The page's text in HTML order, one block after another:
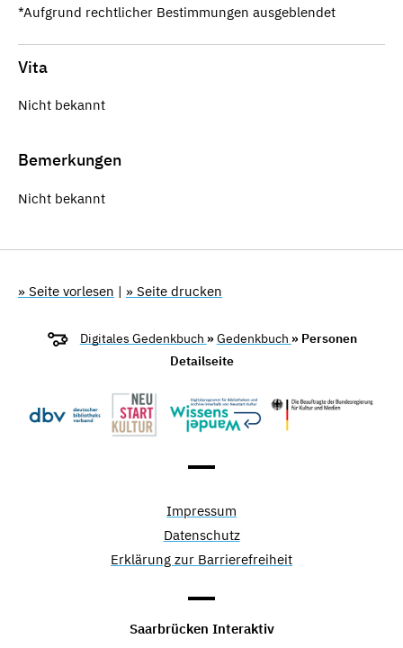
*Aufgrund rechtlicher Bestimmungen ausgeblendet
Vita
Nicht bekannt
Bemerkungen
Nicht bekannt
» Seite vorlesen | » Seite drucken
Digitales Gedenkbuch »Gedenkbuch » Personen
Detailseite
Impressum
Datenschutz
Erklärung zur Barrierefreiheit
Saarbrücken Interaktiv